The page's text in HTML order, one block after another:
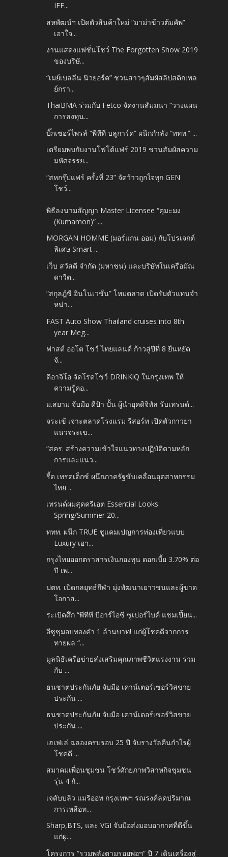
IFF...
สหพัฒน์ฯ เปิดตัวสินค้าใหม่ “มาม่าข้าวต้มคัพ”
เอาใจ...
งานแสดงแฟชั่นโชว์ The Forgotten Show 2019
ของบริษั...
“เมย์เบลลีน นิวยอร์ค” ชวนสาวๆสัมผัสลิปสติกเพล
ย์กรา...
ThaiBMA ร่วมกับ Fetco จัดงานสัมมนา “วางแผน
การลงทุน...
บิ๊กเซอร์ไพรส์ “พีทีที บลูการ์ด” ผนึกกำลัง “ททท.” ...
เตรียมพบกับงานโฟโต้แฟร์ 2019 ชวนสัมผัสความ
มหัศจรรย...
“สหกรุ๊ปแฟร์ ครั้งที่ 23” จัดว้าวถูกใจทุก GEN
โชว์...
พิธีลงนามสัญญา Master Licensee “คุมะมง
(Kumamon)” ...
MORGAN HOMME (มอร์แกน ออม) กับโปรเจกต์
พิเศษ Smart ...
เว็บ สวัสดี จำกัด (มหาชน) และบริษัทในเครือมัณ
ดาวีต...
“สกุลฎ์ซี อินโนเวชั่น” โหมตลาด เปิดรับตัวแทนจำ
หน่า...
FAST Auto Show Thailand cruises into 8th
year Meg...
ฟาสต์ ออโต โชว์ ไทยแลนด์ ก้าวสู่ปีที่ 8 ยืนหยัด
จั...
ดิอาจิโอ จัดโรดโชว์ DRINKiQ ในกรุงเทพ ให้
ความรู้คอ...
ม.สยาม จับมือ ดีป้า ปั้น ผู้นำยุคดิจิทัล รับเทรนด์...
จระเข้ เจาะตลาดโรงแรม รีสอร์ท เปิดตัวกาวยา
แนวจระเข...
“สคร. สร้างความเข้าใจแนวทางปฏิบัติตามหลัก
การและแนว...
รี้ด เทรดเด็กซ์ ผนึกภาครัฐขับเคลื่อนอุตสาหกรรม
ไทย ...
เทรนด์ผมสุดครีเอต Essential Looks
Spring/Summer 20...
ททท. ผนึก TRUE ชูแคมเปญการท่องเที่ยวแบบ
Luxury เอา...
กรุงไทยออกตราสารเงินกองทุน ดอกเบี้ย 3.70% ต่อ
ปี เพ...
ปตท. เปิดกลยุทธ์กีฬา มุ่งพัฒนาเยาวชนและผู้ขาด
โอกาส...
ระเบิดศึก “พีทีที บีอาร์ไอซี ซูเปอร์ไบค์ แชมเปี้ยน...
อีซูซุมอบทองคำ 1 ล้านบาท! แก่ผู้โชคดีจากการ
ทายผล “...
มูลนิธิเครือข่ายส่งเสริมคุณภาพชีวิตแรงงาน ร่วม
กับ ...
ธนชาตประกันภัย จับมือ เคาน์เตอร์เซอร์วิสขาย
ประกัน ...
ธนชาตประกันภัย จับมือ เคาน์เตอร์เซอร์วิสขาย
ประกัน ...
เฮเฟเล่ ฉลองครบรอบ 25 ปี จับรางวัลคืนกำไรผู้
โชคดี ...
สมาคมเพื่อนชุมชน โชว์ศักยภาพวิสาหกิจชุมชน
รุ่น 4 กั...
เจดับบลิว แมริออท กรุงเทพฯ รณรงค์ลดปริมาณ
การเหลือท...
Sharp,BTS, และ VGI จับมือส่งมอบอากาศที่ดีขึ้น
แก่ผู...
โครงการ “รวมพลังตามรอยพ่อฯ” ปี 7 เดินเครื่องสู่